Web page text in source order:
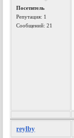
Посетитель
Репутация: 1
Сообщений: 21
reylby